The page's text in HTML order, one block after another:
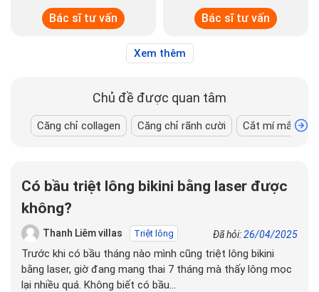
Bác sĩ tư vấn Bác sĩ tư vấn
Xem thêm
Chủ đề được quan tâm
Căng chỉ collagen Căng chỉ rãnh cười Cắt mí mắt
Có bầu triệt lông bikini bằng laser được
không?
Thanh Liêm villas Triệt lông Đã hỏi:26/04/2025
Trước khi có bầu tháng nào mình cũng triệt lông bikini
bằng laser, giờ đang mang thai 7 tháng mà thấy lông mọc
lại nhiều quá. Không biết có bầu…